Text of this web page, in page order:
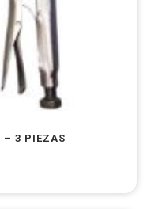
– 3 PIEZAS